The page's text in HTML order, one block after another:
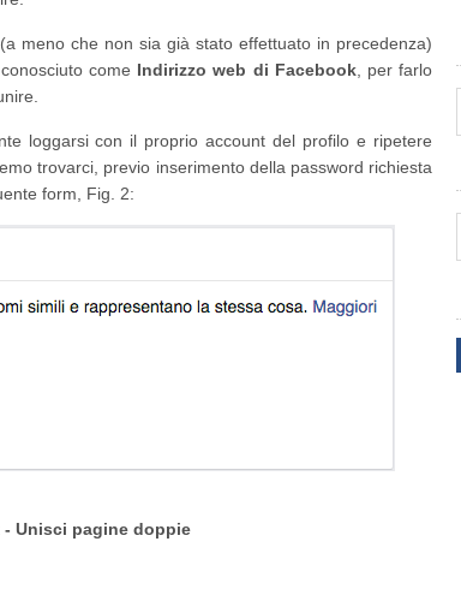
meno che non sia già stato effettuato in precedenza)
come Indirizzo web di Facebook, per farlo
loggarsi con il proprio account del profilo e ripetere
trovarci, previo inserimento della password richiesta
form, Fig. 2:
- Unisci pagine doppie